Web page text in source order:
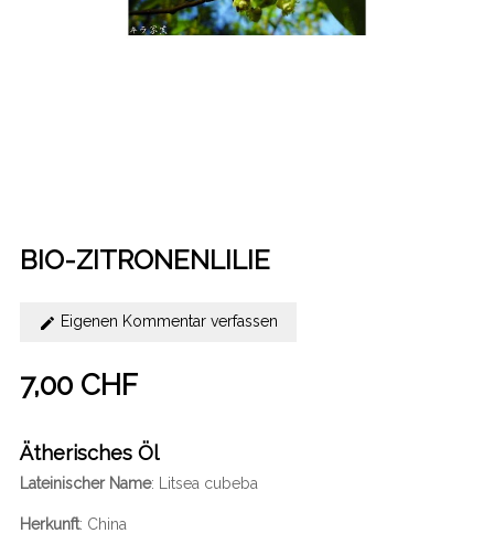
BIO-ZITRONENLILIE
Eigenen Kommentar verfassen
7,00 CHF
Ätherisches Öl
Lateinischer Name: Litsea cubeba
Herkunft: China